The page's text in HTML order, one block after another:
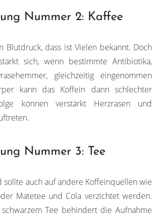
Nummer 2: Kaffee
Blutdruck, dass ist Vielen bekannt. Doch
sich, wenn bestimmte Antibiotika,
gleichzeitig eingenommen
kann das Koffein dann schlechter
können verstärkt Herzrasen und
Nummer 3: Tee
sollte auch auf andere Koffeinquellen wie
Matetee und Cola verzichtet werden.
Tee behindert die Aufnahme